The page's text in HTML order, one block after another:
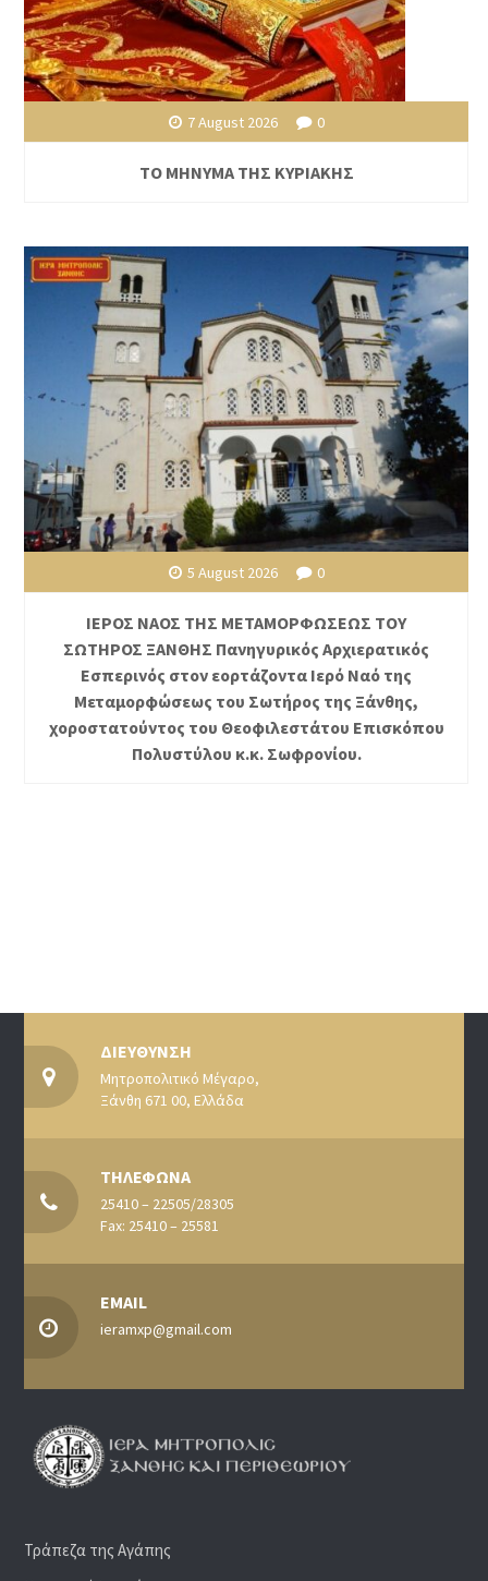
7 August 2026 0
ΤΟ ΜΗΝΥΜΑ ΤΗΣ ΚΥΡΙΑΚΗΣ
5 August 2026 0
ΙΕΡΟΣ ΝΑΟΣ ΤΗΣ ΜΕΤΑΜΟΡΦΩΣΕΩΣ ΤΟΥ
ΣΩΤΗΡΟΣ ΞΑΝΘΗΣ Πανηγυρικός Αρχιερατικός
Εσπερινός στον εορτάζοντα Ιερό Ναό της
Μεταμορφώσεως του Σωτήρος της Ξάνθης,
χοροστατούντος του Θεοφιλεστάτου Επισκόπου
Πολυστύλου κ.κ. Σωφρονίου.
ΔΙΕΥΘΥΝΣΗ
Μητροπολιτικό Μέγαρο,
Ξάνθη 671 00, Ελλάδα
ΤΗΛΕΦΩΝΑ
25410 – 22505/28305
Fax: 25410 – 25581
EMAIL
ieramxp@gmail.com
Τράπεζα της Αγάπης